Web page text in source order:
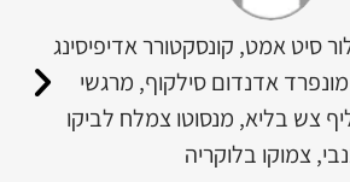
סיט אמט, קונסקטורר אדיפיסינג
אדנדום סילקוף, מרגשי
צש בליא, מנסוטו צמלח לביקו
צמוקו בלוקריה